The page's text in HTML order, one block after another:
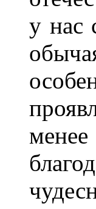
у нас